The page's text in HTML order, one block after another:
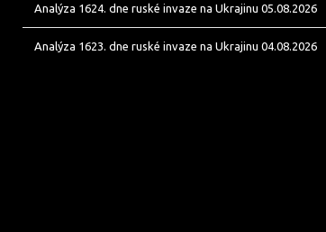
Analýza 1624. dne ruské invaze na Ukrajinu 05.08.2026
Analýza 1623. dne ruské invaze na Ukrajinu 04.08.2026